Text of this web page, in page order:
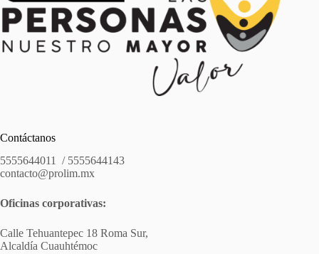
Contáctanos
5555644011 / 5555644143
contacto@prolim.mx
Oficinas corporativas:
Calle Tehuantepec 18 Roma Sur,
Alcaldía Cuauhtémoc